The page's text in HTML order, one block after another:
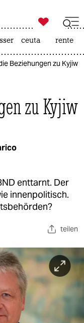

taz zahl ich
ceuta rente
Beziehungen zu Kyjiw
zu Kyjiw
enttarnt. Der
innenpolitisch.
teilen